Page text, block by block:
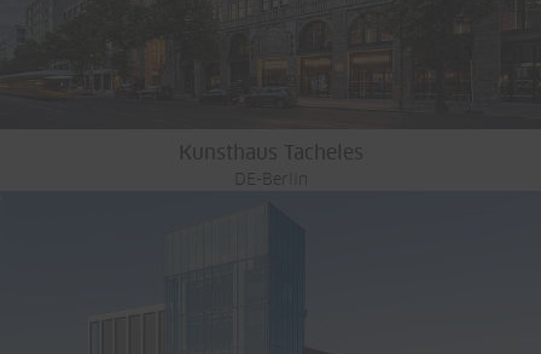
Kunsthaus Tacheles
DE-Berlin